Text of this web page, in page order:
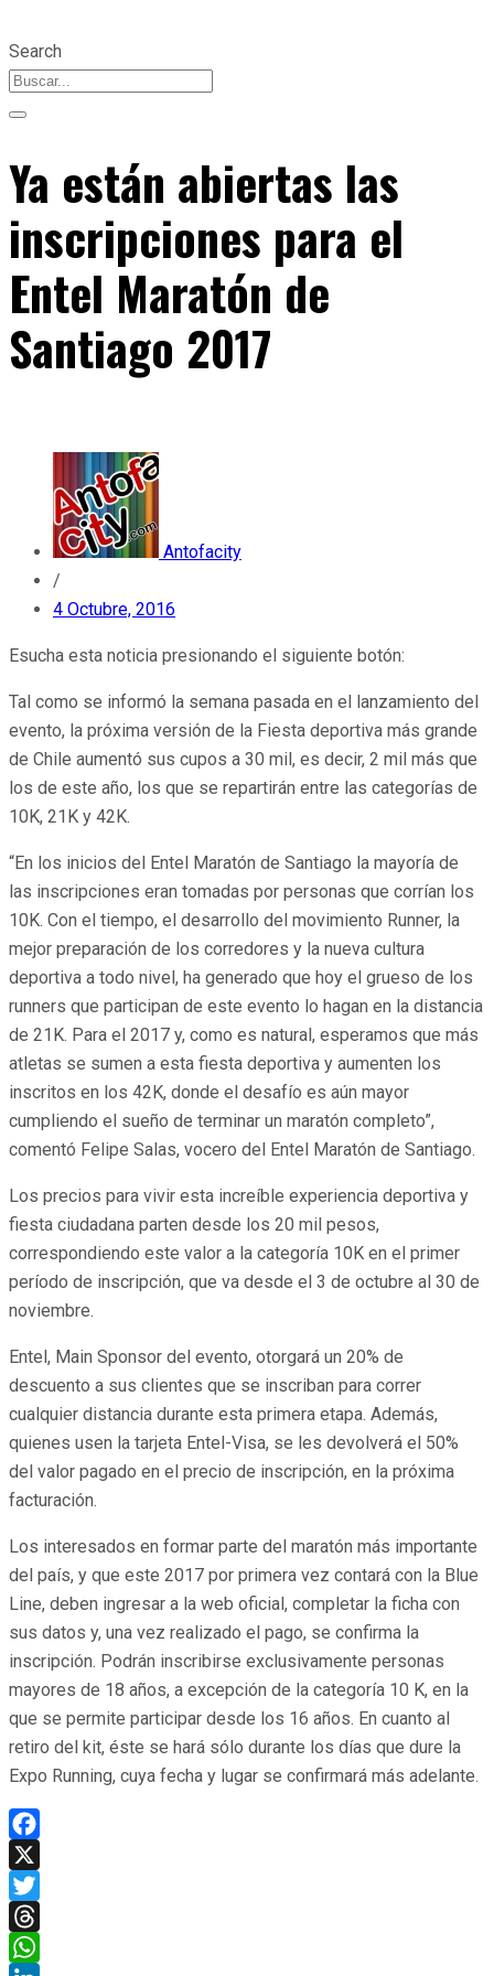
Search
Ya están abiertas las
inscripciones para el
Entel Maratón de
Santiago 2017
Antofacity
/
4 Octubre, 2016
Esucha esta noticia presionando el siguiente botón:
Tal como se informó la semana pasada en el lanzamiento del
evento, la próxima versión de la Fiesta deportiva más grande
de Chile aumentó sus cupos a 30 mil, es decir, 2 mil más que
los de este año, los que se repartirán entre las categorías de
10K, 21K y 42K.
“En los inicios del Entel Maratón de Santiago la mayoría de
las inscripciones eran tomadas por personas que corrían los
10K. Con el tiempo, el desarrollo del movimiento Runner, la
mejor preparación de los corredores y la nueva cultura
deportiva a todo nivel, ha generado que hoy el grueso de los
runners que participan de este evento lo hagan en la distancia
de 21K. Para el 2017 y, como es natural, esperamos que más
atletas se sumen a esta fiesta deportiva y aumenten los
inscritos en los 42K, donde el desafío es aún mayor
cumpliendo el sueño de terminar un maratón completo”,
comentó Felipe Salas, vocero del Entel Maratón de Santiago.
Los precios para vivir esta increíble experiencia deportiva y
fiesta ciudadana parten desde los 20 mil pesos,
correspondiendo este valor a la categoría 10K en el primer
período de inscripción, que va desde el 3 de octubre al 30 de
noviembre.
Entel, Main Sponsor del evento, otorgará un 20% de
descuento a sus clientes que se inscriban para correr
cualquier distancia durante esta primera etapa. Además,
quienes usen la tarjeta Entel-Visa, se les devolverá el 50%
del valor pagado en el precio de inscripción, en la próxima
facturación.
Los interesados en formar parte del maratón más importante
del país, y que este 2017 por primera vez contará con la Blue
Line, deben ingresar a la web oficial, completar la ficha con
sus datos y, una vez realizado el pago, se confirma la
inscripción. Podrán inscribirse exclusivamente personas
mayores de 18 años, a excepción de la categoría 10 K, en la
que se permite participar desde los 16 años. En cuanto al
retiro del kit, éste se hará sólo durante los días que dure la
Expo Running, cuya fecha y lugar se confirmará más adelante.
Facebook
X
Twitter
Threads